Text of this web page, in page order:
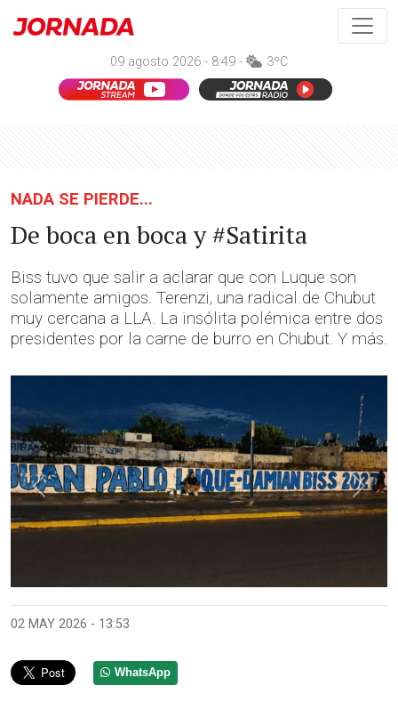
09 agosto 2026 - 8:49 - 3ºC
NADA SE PIERDE...
De boca en boca y #Satirita
Biss tuvo que salir a aclarar que con Luque son
solamente amigos. Terenzi, una radical de Chubut
muy cercana a LLA. La insólita polémica entre dos
presidentes por la carne de burro en Chubut. Y más.
Anterior
02 MAY 2026 - 13:53
WhatsApp